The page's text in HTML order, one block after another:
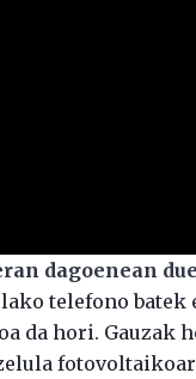
dagoenean
telefono batek
da hori. Gauzak